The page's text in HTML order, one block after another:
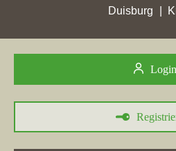
e.K., hat in der Woche vom
Platzierung erzielt, indem sie
horst-schenk.de,
Duisburg
Login